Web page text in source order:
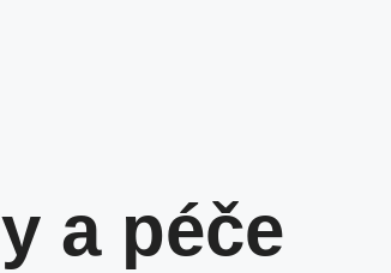
a péče